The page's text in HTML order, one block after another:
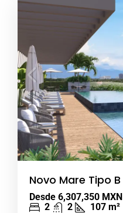
Novo Mare Tipo B
Desde 6,307,350 MXN
2
2 107 m²